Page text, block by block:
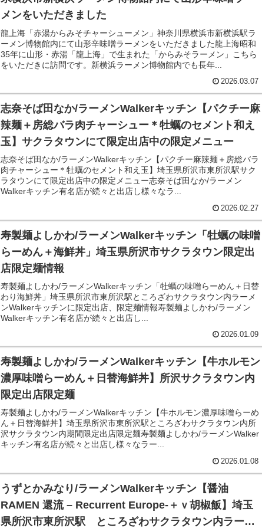
メンをいただきました
龍上海「赤湯からみそチャーシューメン」神奈川県横浜市新横浜駅ラ
ーメン博物館内にて山形辛味噌ラーメンをいただきました龍上海昭和
35年に山形・赤湯「龍上海」で生まれた「からみそラーメン」こちら
をいただきに訪問です。新横浜ラーメン博物館内でも長年...
2026.03.07
志奈そば田なか/ラーメンWalkerキッチン【パクチー麻
辣麺＋房総バラ肉チャーシュー＊牡蠣のセメント和え
玉】サクラタウンにて限定出店中の限定メニュー
志奈そば田なか/ラーメンWalkerキッチン【パクチー麻辣麺＋房総バラ
肉チャーシュー＊牡蠣のセメント和え玉】埼玉県所沢市東所沢駅サク
ラタウンにて限定出店中の限定メニュー志奈そば田なか/ラーメン
Walkerキッチン有名店が続々と出店し様々なラ...
2026.02.27
寿製麺よしかわ/ラーメンWalkerキッチン「牡蠣の味噌
らーめん＋海鮮丼」埼玉県所沢市サクラタウン限定出
店限定麺情報
寿製麺よしかわ/ラーメンWalkerキッチン「牡蠣の味噌らーめん＋日替
わり海鮮丼」埼玉県所沢市東所沢駅ところざわサクラタウン内ラーメ
ンWalkerキッチンに限定出店、限定麺情報寿製麺よしかわ/ラーメン
Walkerキッチン有名店が続々と出店し...
2026.01.09
寿製麺よしかわ/ラーメンWalkerキッチン【牛ホルモン
濃厚味噌らーめん＋日替海鮮丼】所沢サクラタウン内
限定出店限定麺
寿製麺よしかわ/ラーメンWalkerキッチン【牛ホルモン濃厚味噌らーめ
ん＋日替海鮮丼】埼玉県所沢市東所沢駅ところざわサクラタウン内所
沢サクラタウン内期間限定出店限定麺寿製麺よしかわ/ラーメンWalker
キッチン有名店が続々と出店し様々なラー...
2026.01.08
うずとかみなり/ラーメンWalkerキッチン【醤油
RAMEN 還流 – Recurrent Europe-＋ｖ胡椒飯】埼玉
県所沢市東所沢駅 ところざわサクラタウン内ラーメ